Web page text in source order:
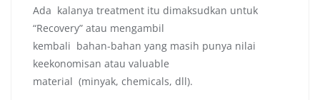
Ada kalanya treatment itu dimaksudkan untuk
“Recovery” atau mengambil
kembali bahan-bahan yang masih punya nilai
keekonomisan atau valuable
material (minyak, chemicals, dll).